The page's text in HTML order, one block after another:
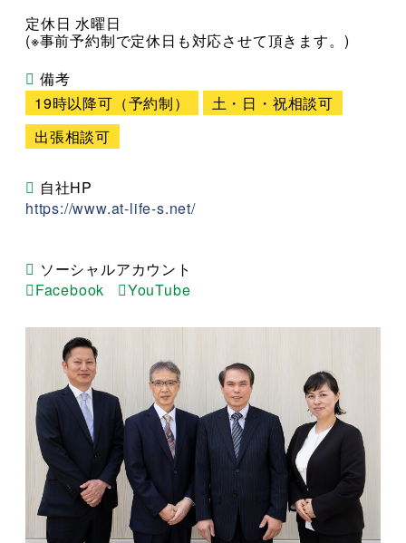
定休日 水曜日
(※事前予約制で定休日も対応させて頂きます。)
備考
19時以降可（予約制）
土・日・祝相談可
出張相談可
自社HP
https://www.at-life-s.net/
ソーシャルアカウント
Facebook
YouTube